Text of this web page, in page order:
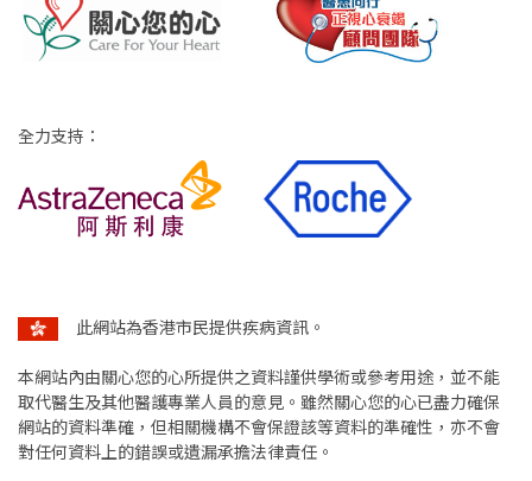
此網站為香港市民提供疾病資訊。
本網站內由關心您的心所提供之資料謹供學術或參考用途，並不能
取代醫生及其他醫護專業人員的意見。雖然關心您的心已盡力確保
網站的資料準確，但相關機構不會保證該等資料的準確性，亦不會
對任何資料上的錯誤或遺漏承擔法律責任。
全力支持：